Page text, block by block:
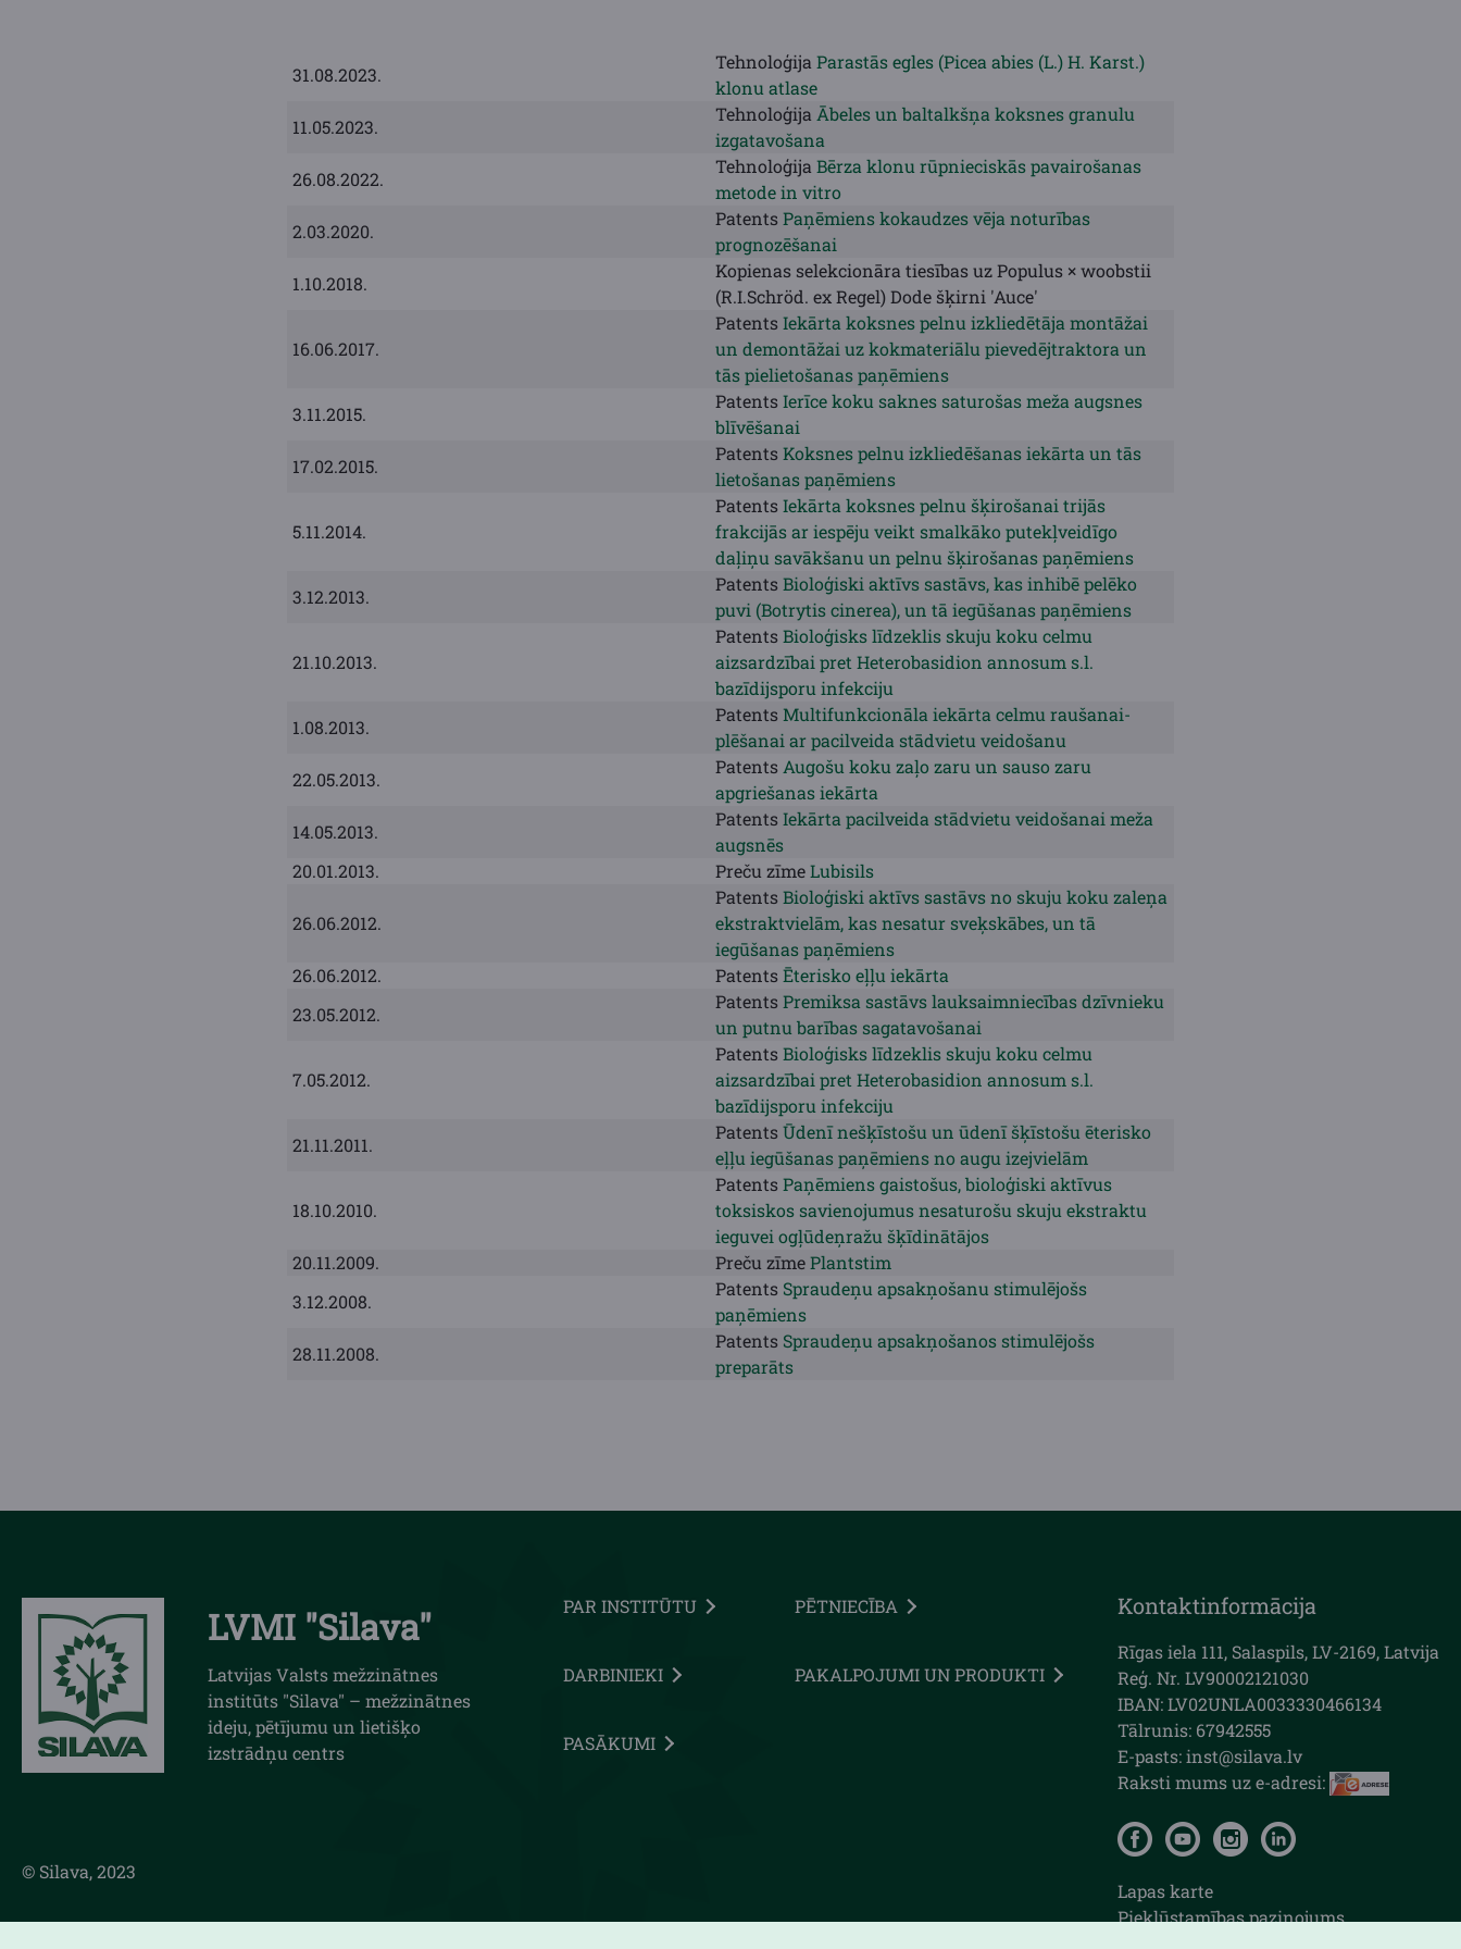
31.08.2023.
Tehnoloģija Parastās egles (Picea abies (L.) H. Karst.)
klonu atlase
11.05.2023.
Tehnoloģija Ābeles un baltalkšņa koksnes granulu
izgatavošana
26.08.2022.
Tehnoloģija Bērza klonu rūpnieciskās pavairošanas
metode in vitro
2.03.2020.
PatentsPaņēmiens kokaudzes vēja noturības
prognozēšanai
1.10.2018.
Kopienas selekcionāra tiesības uz Populus × woobstii
(R.I.Schröd. ex Regel) Dode šķirni 'Auce'
16.06.2017.
PatentsIekārta koksnes pelnu izkliedētāja montāžai
un demontāžai uz kokmateriālu pievedējtraktora un
tās pielietošanas paņēmiens
3.11.2015.
PatentsIerīce koku saknes saturošas meža augsnes
blīvēšanai
17.02.2015.
PatentsKoksnes pelnu izkliedēšanas iekārta un tās
lietošanas paņēmiens
5.11.2014.
PatentsIekārta koksnes pelnu šķirošanai trijās
frakcijās ar iespēju veikt smalkāko putekļveidīgo
daļiņu savākšanu un pelnu šķirošanas paņēmiens
3.12.2013.
PatentsBioloģiski aktīvs sastāvs, kas inhibē pelēko
puvi (Botrytis cinerea), un tā iegūšanas paņēmiens
21.10.2013.
PatentsBioloģisks līdzeklis skuju koku celmu
aizsardzībai pret Heterobasidion annosum s.l.
bazīdijsporu infekciju
1.08.2013.
Patents Multifunkcionāla iekārta celmu raušanai-
plēšanai ar pacilveida stādvietu veidošanu
22.05.2013.
Patents Augošu koku zaļo zaru un sauso zaru
apgriešanas iekārta
14.05.2013.
PatentsIekārta pacilveida stādvietu veidošanai meža
augsnēs
20.01.2013.
Preču zīmeLubisils
26.06.2012.
PatentsBioloģiski aktīvs sastāvs no skuju koku zaleņa
ekstraktvielām, kas nesatur sveķskābes, un tā
iegūšanas paņēmiens
26.06.2012.
PatentsĒterisko eļļu iekārta
23.05.2012.
PatentsPremiksa sastāvs lauksaimniecības dzīvnieku
un putnu barības sagatavošanai
7.05.2012.
PatentsBioloģisks līdzeklis skuju koku celmu
aizsardzībai pret Heterobasidion annosum s.l.
bazīdijsporu infekciju
21.11.2011.
PatentsŪdenī nešķīstošu un ūdenī šķīstošu ēterisko
eļļu iegūšanas paņēmiens no augu izejvielām
18.10.2010.
PatentsPaņēmiens gaistošus, bioloģiski aktīvus
toksiskos savienojumus nesaturošu skuju ekstraktu
ieguvei ogļūdeņražu šķīdinātājos
20.11.2009.
Preču zīmePlantstim
3.12.2008.
Patents Spraudeņu apsakņošanu stimulējošs
paņēmiens
28.11.2008.
Patents Spraudeņu apsakņošanos stimulējošs
preparāts
© Silava, 2023
LVMI "Silava"
Latvijas Valsts mežzinātnes
institūts "Silava" – mežzinātnes
ideju, pētījumu un lietišķo
izstrādņu centrs
PAR INSTITŪTU PĒTNIECĪBA
DARBINIEKI PAKALPOJUMI UN PRODUKTI
PASĀKUMI
Kontaktinformācija
Rīgas iela 111, Salaspils, LV-2169, Latvija
Reģ. Nr. LV90002121030
IBAN: LV02UNLA0033330466134
Tālrunis: 67942555
E-pasts: inst@silava.lv
Raksti mums uz e-adresi:
Lapas karte
Piekļūstamības paziņojums